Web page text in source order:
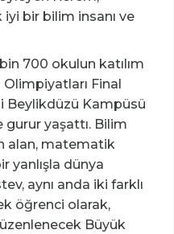
bir bilim insanı ve
700 okulun katılım
Olimpiyatları Final
Beylikdüzü Kampüsü
yaşattı. Bilim
alan, matematik
yanlışla dünya
aynı anda iki farklı
öğrenci olarak,
Büyük